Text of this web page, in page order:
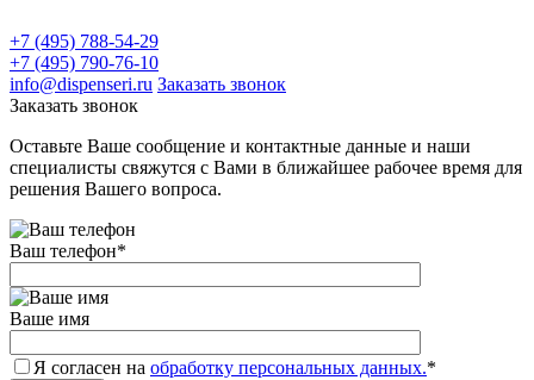
+7 (495) 788-54-29
+7 (495) 790-76-10
info@dispenseri.ru Заказать звонок
Заказать звонок
Оставьте Ваше сообщение и контактные данные и наши
специалисты свяжутся с Вами в ближайшее рабочее время для
решения Вашего вопроса.
Ваш телефон*
Ваше имя
Я согласен на обработку персональных данных.*